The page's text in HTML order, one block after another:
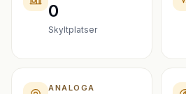
0
Skyltplatser
ANALOGA